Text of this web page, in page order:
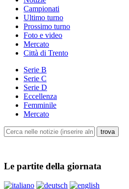
Campionati
Ultimo turno
Prossimo turno
Foto e video
Mercato
Città di Trento
Serie B
Serie C
Serie D
Eccellenza
Femminile
Mercato
Le partite della giornata